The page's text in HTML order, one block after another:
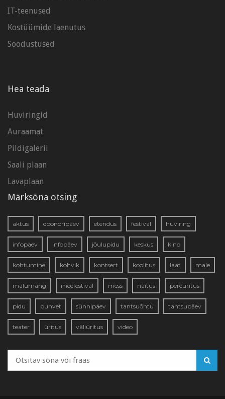
IT-teenused
Kostüümide laenutus
Soodustused
Hea teada
Huviringid
Auraamat
Pildigalerii
Saali plaan
Lavaplaan
Märksõna otsing
aktus doonoripäev etendus festival huviring
infopäev infopäev jõulupidu keskus kino
kohtumine kohvik kontsert koolitus laat male
mälumäng meefestival mess näitus pereüritus
pidu puhvet sünnipäev tantsuõhtu tantsupäev
teater üritus väliüritus video